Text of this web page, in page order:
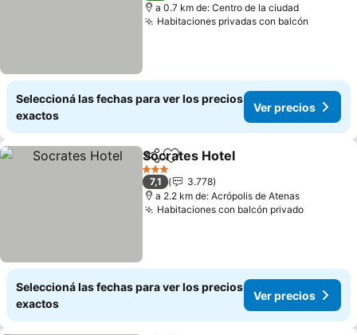
a 0.7 km de: Centro de la ciudad
Habitaciones privadas con balcón
Seleccioná las fechas para ver los precios
exactos
Ver precios
CompartirAñadir a favoritos
Socrates Hotel
3 Estrellas
7,1
3.778
a 2.2 km de: Acrópolis de Atenas
Habitaciones con balcón privadoVer
Seleccioná las fechas para ver los precios
exactos
Ver precios